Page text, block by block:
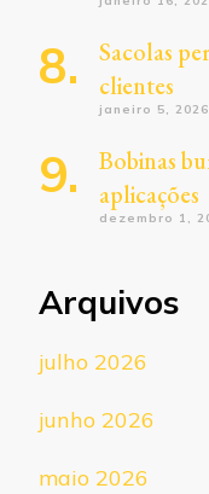
Sacolas
clientes
janeiro 5, 2026
Bobinas
aplicações
dezembro 1,
Arquivos
julho 2026
junho 2026
maio 2026